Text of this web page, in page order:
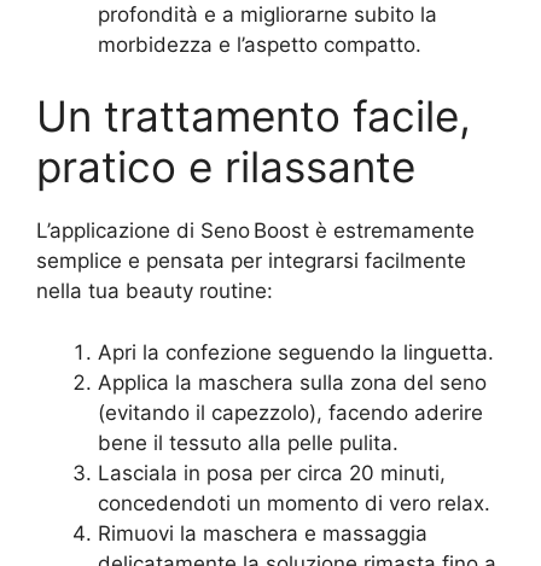
profondità e a migliorarne subito la
morbidezza e l’aspetto compatto.
Un trattamento facile,
pratico e rilassante
L’applicazione di Seno Boost è estremamente
semplice e pensata per integrarsi facilmente
nella tua beauty routine:
Apri la confezione seguendo la linguetta.
Applica la maschera sulla zona del seno
(evitando il capezzolo), facendo aderire
bene il tessuto alla pelle pulita.
Lasciala in posa per circa 20 minuti,
concedendoti un momento di vero relax.
Rimuovi la maschera e massaggia